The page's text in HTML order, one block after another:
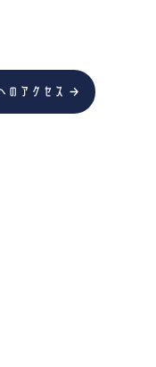
のアクセス →